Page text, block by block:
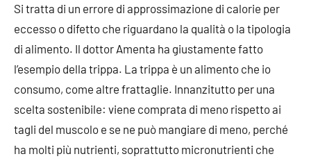
Si tratta di un errore di approssimazione di calorie per
eccesso o difetto che riguardano la qualità o la tipologia
di alimento. Il dottor Amenta ha giustamente fatto
l’esempio della trippa. La trippa è un alimento che io
consumo, come altre frattaglie. Innanzitutto per una
scelta sostenibile: viene comprata di meno rispetto ai
tagli del muscolo e se ne può mangiare di meno, perché
ha molti più nutrienti, soprattutto micronutrienti che